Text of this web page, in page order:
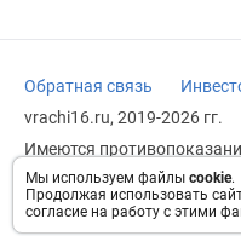
Мы используем файлы cookie.
Продолжая использовать
согласие на работу с этими
Обратная связь
vrachi16.ru, 2019-2026 гг.
Имеются
заменяет прием врача.
Возрастное ограничение: